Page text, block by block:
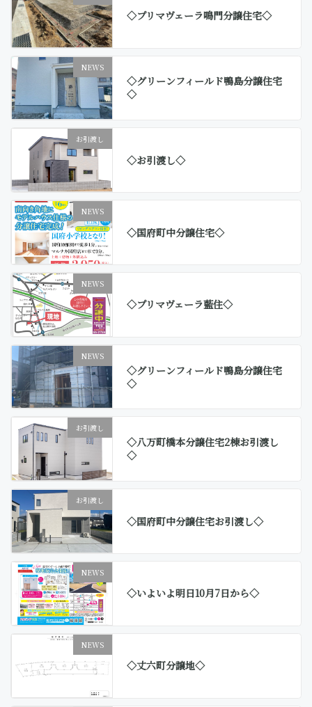
◇プリマヴェーラ鳴門分譲住宅◇
NEWS
◇グリーンフィールド鴨島分譲住宅
◇
お引渡し
◇お引渡し◇
NEWS
◇国府町中分譲住宅◇
NEWS
◇プリマヴェーラ藍住◇
NEWS
◇グリーンフィールド鴨島分譲住宅
◇
お引渡し
◇八万町橋本分譲住宅2棟お引渡し
◇
お引渡し
◇国府町中分譲住宅お引渡し◇
NEWS
◇いよいよ明日10月7日から◇
NEWS
◇丈六町分譲地◇